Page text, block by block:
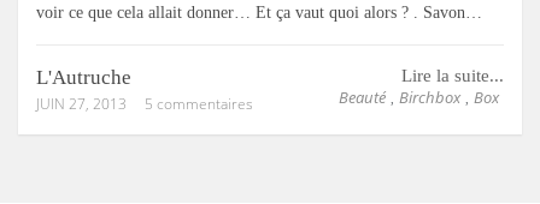
voir ce que cela allait donner… Et ça vaut quoi alors ? . Savon…
Lire la suite...
Beauté Birchbox Box
L'Autruche
JUIN 27, 2013 5 commentaires